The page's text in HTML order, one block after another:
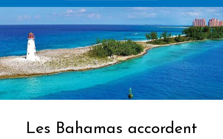
Les Bahamas accordent